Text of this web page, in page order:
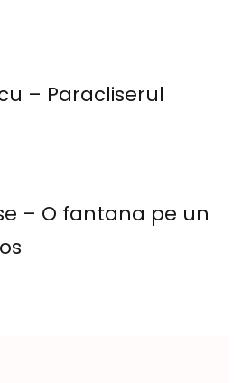
– Paracliserul
– O fantana pe un